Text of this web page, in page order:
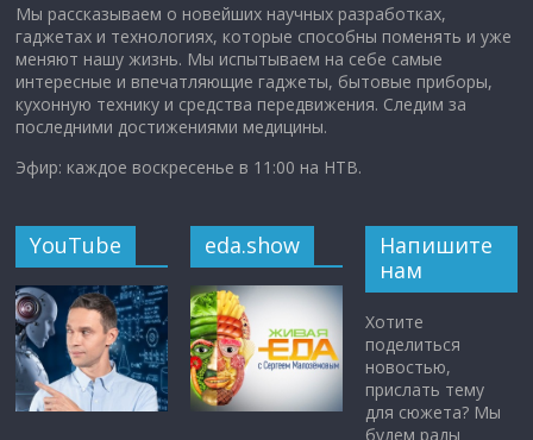
Мы рассказываем о новейших научных разработках,
гаджетах и технологиях, которые способны поменять и уже
меняют нашу жизнь. Мы испытываем на себе самые
интересные и впечатляющие гаджеты, бытовые приборы,
кухонную технику и средства передвижения. Следим за
последними достижениями медицины.
Эфир: каждое воскресенье в 11:00 на НТВ.
YouTube eda.show
Напишите
нам
Хотите
поделиться
новостью,
прислать тему
для сюжета? Мы
будем рады